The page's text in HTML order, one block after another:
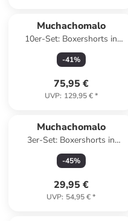
Muchachomalo
10er-Set: Boxershorts in
Schwarz/ Grau/ Weiß
-41%
75,95 €
UVP: 129,95 €*
Muchachomalo
3er-Set: Boxershorts in
Dunkelblau/ Lila/ Schwarz
-45%
29,95 €
UVP: 54,95 €*